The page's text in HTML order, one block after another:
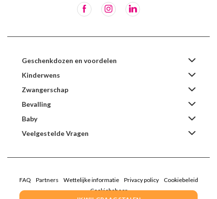
Geschenkdozen en voordelen
Kinderwens
Zwangerschap
Bevalling
Baby
Veelgestelde Vragen
FAQ Partners Wettelijke informatie Privacy policy
Cookiebeleid
Cookiebeheer